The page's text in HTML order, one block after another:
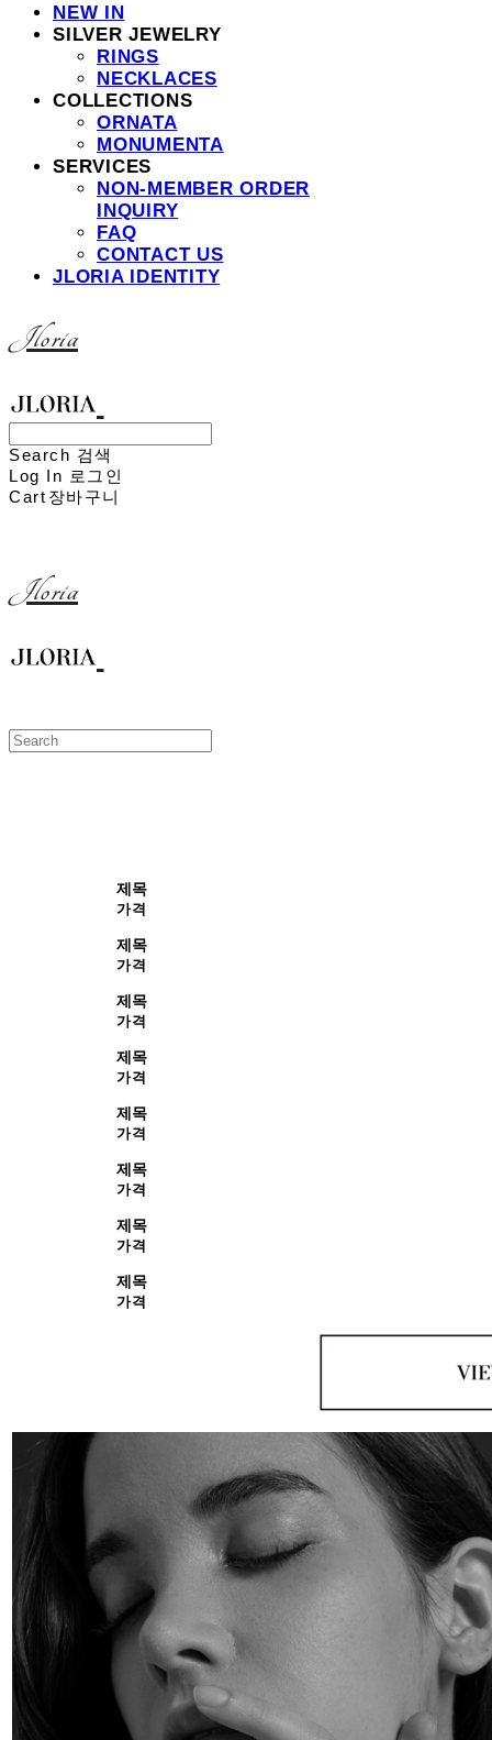
NEW IN
SILVER JEWELRY
RINGS
NECKLACES
COLLECTIONS
ORNATA
MONUMENTA
SERVICES
NON-MEMBER ORDER
INQUIRY
FAQ
CONTACT US
JLORIA IDENTITY
Jloria
Search 검색
Log In 로그인
Cart 장바구니
Jloria
제목
가격
제목
가격
제목
가격
제목
가격
제목
가격
제목
가격
제목
가격
제목
가격